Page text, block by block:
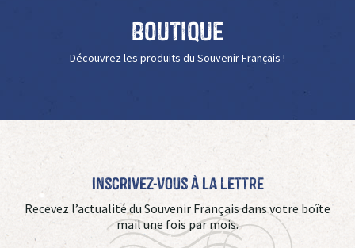
Boutique
Découvrez les produits du Souvenir Français !
Inscrivez-vous à La Lettre
Recevez l’actualité du Souvenir Français dans votre boîte
mail une fois par mois.